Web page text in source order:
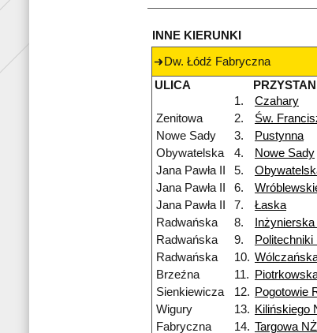
INNE KIERUNKI
Dw. Łódź Fabryczna
ULICA
1.
Czahary
Zenitowa
2. Św.
Nowe Sady
3.
Pustynna
Obywatelska
4. Nowe Sady
Jana Pawła II
5.
Jana Pawła II
6.
Jana Pawła II
7. Łaska
Radwańska
8.
Radwańska
9.
Radwańska
10.
Brzeźna
11.
Sienkiewicza
12. Pogotowie
Wigury
13. Kilińskiego
Fabryczna
14. Targowa NŻ